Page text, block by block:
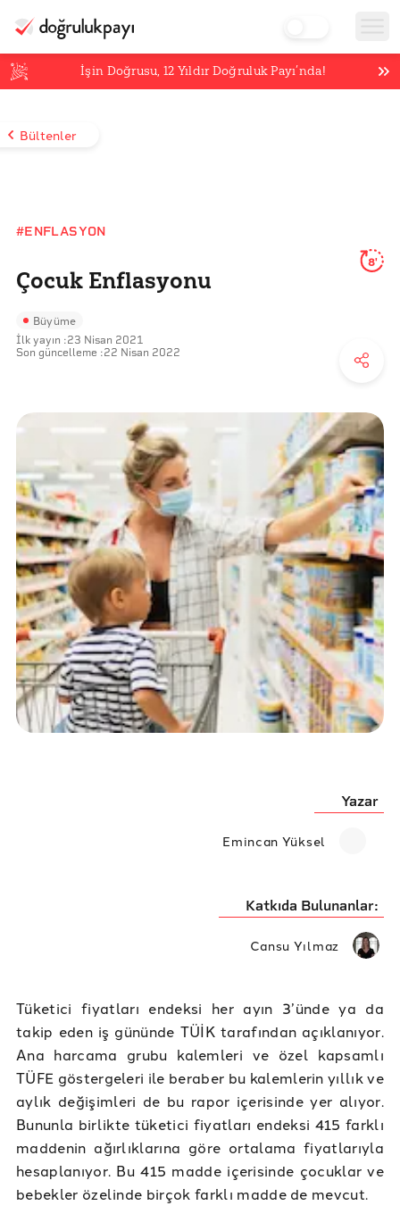
İşin Doğrusu,12 Yıldır Doğruluk Payı’nda!
Bültenler
#ENFLASYON
Çocuk Enflasyonu
8'
Büyüme
İlk yayın :23 Nisan 2021
Son güncelleme :22 Nisan 2022
Yazar
Emincan Yüksel
Katkıda Bulunanlar:
Cansu Yılmaz
Tüketici fiyatları endeksi her ayın 3’ünde ya da
takip eden iş gününde TÜİK tarafından açıklanıyor.
Ana harcama grubu kalemleri ve özel kapsamlı
TÜFE göstergeleri ile beraber bu kalemlerin yıllık ve
aylık değişimleri de bu rapor içerisinde yer alıyor.
Bununla birlikte tüketici fiyatları endeksi 415 farklı
maddenin ağırlıklarına göre ortalama fiyatlarıyla
hesaplanıyor. Bu 415 madde içerisinde çocuklar ve
bebekler özelinde birçok farklı madde de mevcut.